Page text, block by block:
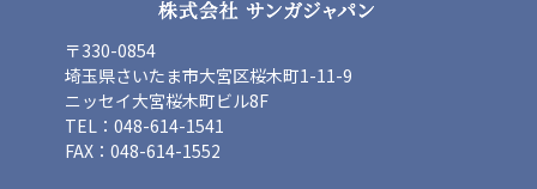
〒330-0854
埼玉県さいたま市大宮区桜木町1-11-9
ニッセイ大宮桜木町ビル8F
TEL：048-614-1541
FAX：048-614-1552